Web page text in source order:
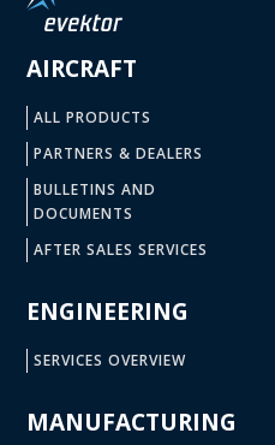
AIRCRAFT
ALL PRODUCTS
PARTNERS & DEALERS
BULLETINS AND
DOCUMENTS
AFTER SALES SERVICES
ENGINEERING
SERVICES OVERVIEW
MANUFACTURING